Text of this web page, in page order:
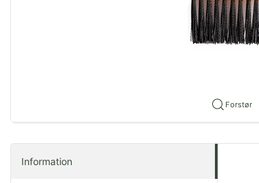
Forstør
Information